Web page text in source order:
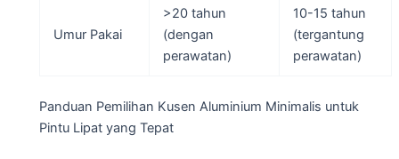
Umur Pakai
>20 tahun
(dengan
perawatan)
10-15 tahun
(tergantung
perawatan)
Panduan Pemilihan Kusen Aluminium Minimalis untuk
Pintu Lipat yang Tepat